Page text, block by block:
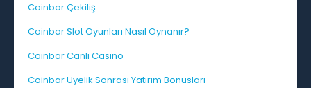
Coinbar Çekiliş
Coinbar Slot Oyunları Nasıl Oynanır?
Coinbar Canlı Casino
Coinbar Üyelik Sonrası Yatırım Bonusları